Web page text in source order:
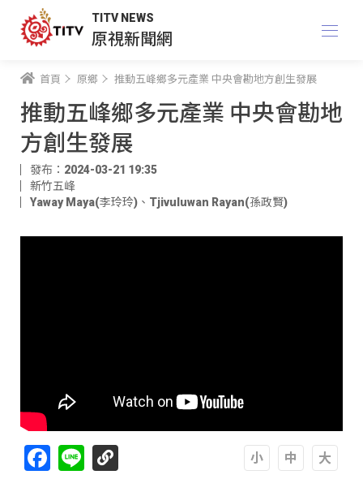
TITV NEWS
原視新聞網
首頁 原鄉 推動五峰鄉多元產業 中央會勘地方創生發展
推動五峰鄉多元產業 中央會勘地
方創生發展
發布：2024-03-21 19:35
新竹五峰
Yaway Maya(李玲玲) 、 Tjivuluwan Rayan(孫政賢)
Facebook
Line